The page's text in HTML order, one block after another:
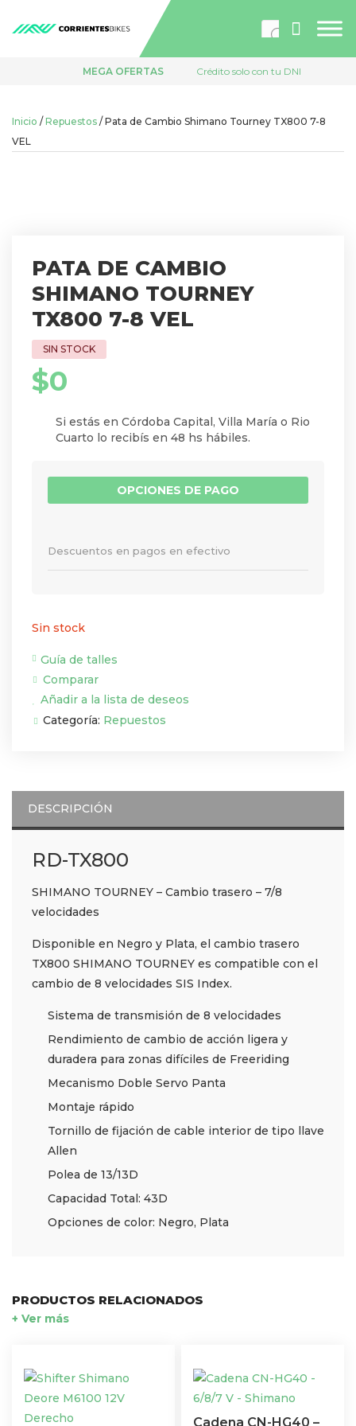
Búsqueda
de
MEGA OFERTAS Crédito solo con tu DNI
Inicio / Repuestos / Pata de Cambio Shimano Tourney TX800 7-8
VEL
PATA DE CAMBIO
SHIMANO TOURNEY
TX800 7-8 VEL
$0
Sin stock
Guía de talles
Comparar
Añadir a la lista de deseos
Categoría: Repuestos
OPCIONES DE PAGO
Descuentos en pagos en efectivo
Si estás en Córdoba Capital, Villa María o Rio
Cuarto lo recibís en 48 hs hábiles.
DESCRIPCIÓN
RD-TX800
SHIMANO TOURNEY – Cambio trasero – 7/8
velocidades
Disponible en Negro y Plata, el cambio trasero
TX800 SHIMANO TOURNEY es compatible con el
cambio de 8 velocidades SIS Index.
Sistema de transmisión de 8 velocidades
Rendimiento de cambio de acción ligera y
duradera para zonas difíciles de Freeriding
Mecanismo Doble Servo Panta
Montaje rápido
Tornillo de fijación de cable interior de tipo llave
Allen
Polea de 13/13D
Capacidad Total: 43D
Opciones de color: Negro, Plata
PRODUCTOS RELACIONADOS
+ Ver más
Cadena CN-HG40 –